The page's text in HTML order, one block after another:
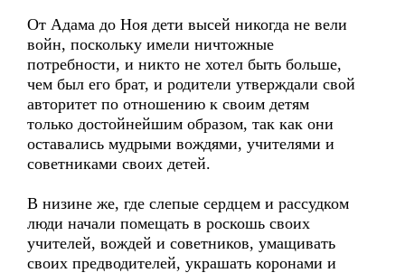
От Адама до Ноя дети высей никогда не вели
войн, поскольку имели ничтожные
потребности, и никто не хотел быть больше,
чем был его брат, и родители утверждали свой
авторитет по отношению к своим детям
только достойнейшим образом, так как они
оставались мудрыми вождями, учителями и
советниками своих детей.
В низине же, где слепые сердцем и рассудком
люди начали помещать в роскошь своих
учителей, вождей и советников, умащивать
своих предводителей, украшать коронами и